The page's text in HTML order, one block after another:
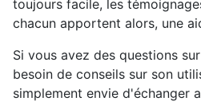
toujours facile, les
chacun apportent alors, une
Si vous avez des questions
besoin de conseils sur son
simplement envie d'échanger